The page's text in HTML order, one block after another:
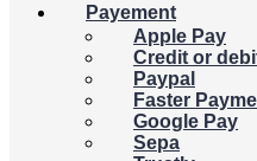
Payement
Apple Pay
Credit or
Paypal
Faster
Google Pay
Sepa